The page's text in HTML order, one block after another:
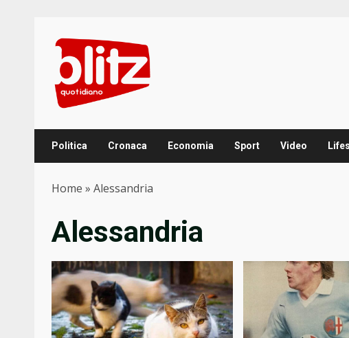
content
Politica Cronaca Economia Sport Video
Home » Alessandria
Alessandria